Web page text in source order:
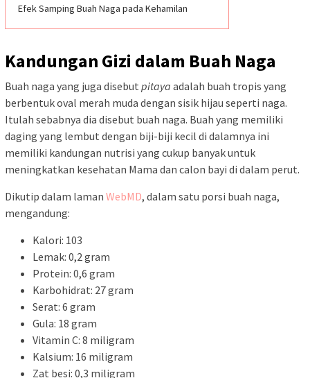
Efek Samping Buah Naga pada Kehamilan
Kandungan Gizi dalam Buah Naga
Buah naga yang juga disebut pitaya adalah buah tropis yang
berbentuk oval merah muda dengan sisik hijau seperti naga.
Itulah sebabnya dia disebut buah naga. Buah yang memiliki
daging yang lembut dengan biji-biji kecil di dalamnya ini
memiliki kandungan nutrisi yang cukup banyak untuk
meningkatkan kesehatan Mama dan calon bayi di dalam perut.
Dikutip dalam laman WebMD, dalam satu porsi buah naga,
mengandung:
Kalori: 103
Lemak: 0,2 gram
Protein: 0,6 gram
Karbohidrat: 27 gram
Serat: 6 gram
Gula: 18 gram
Vitamin C: 8 miligram
Kalsium: 16 miligram
Zat besi: 0,3 miligram